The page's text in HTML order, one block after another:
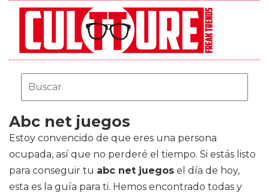
Abc net juegos
Estoy convencido de que eres una persona
ocupada, así que no perderé el tiempo. Si estás listo
para conseguir tu abc net juegos el día de hoy,
esta es la guía para ti. Hemos encontrado todas y